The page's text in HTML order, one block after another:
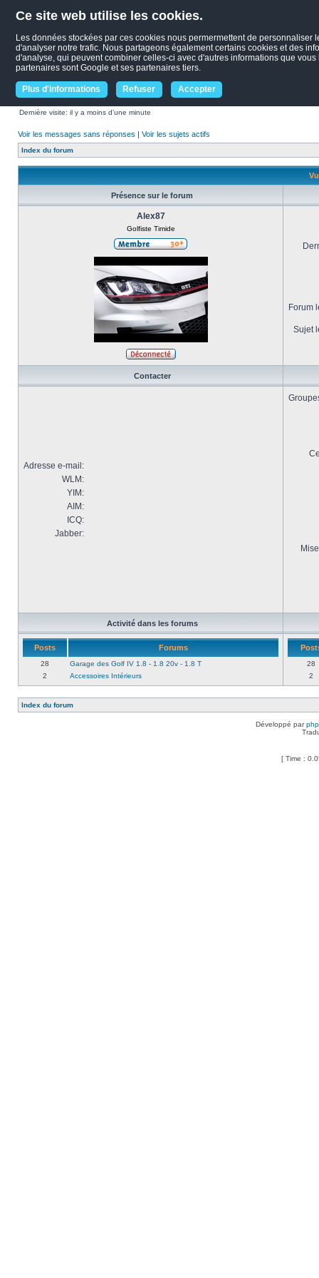
Ce site web utilise les cookies.
Les données stockées par ces cookies nous permermettent de
d'analyser notre trafic. Nous partageons également certains cookies et des
d'analyse, qui peuvent combiner celles-ci avec d'autres informations que
partenaires sont Google et ses partenaires tiers.
Plus d'informations Refuser Accepter
Dernière visite: il y a moins d’une minute
Voir les messages sans réponses | Voir les sujets actifs
Index du forum
Présence sur le forum
Alex87
Golfiste Timide
Forum
Sujet
Contacter
Adresse e-mail:
WLM:
YIM:
AIM:
ICQ:
Jabber:
Activité dans les forums
Posts Forums
28
Garage des Golf IV 1.8 - 1.8 20v - 1.8 T
2
Accessoires Intérieurs
28
2
Index du forum
Développé par
[ Time :